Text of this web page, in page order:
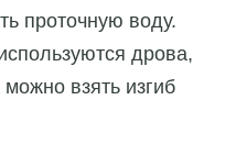
проточную воду.
дрова,
взять изгиб